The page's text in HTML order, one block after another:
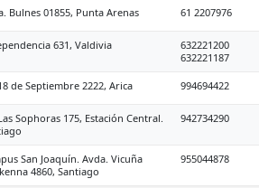
Bulnes 01855, Punta Arenas 61 2207976
631, Valdivia
632221200
632221187
de Septiembre 2222, Arica 994694422
Sophoras 175, Estación Central.
942734290
San Joaquín. Avda. Vicuña
4860, Santiago
955044878